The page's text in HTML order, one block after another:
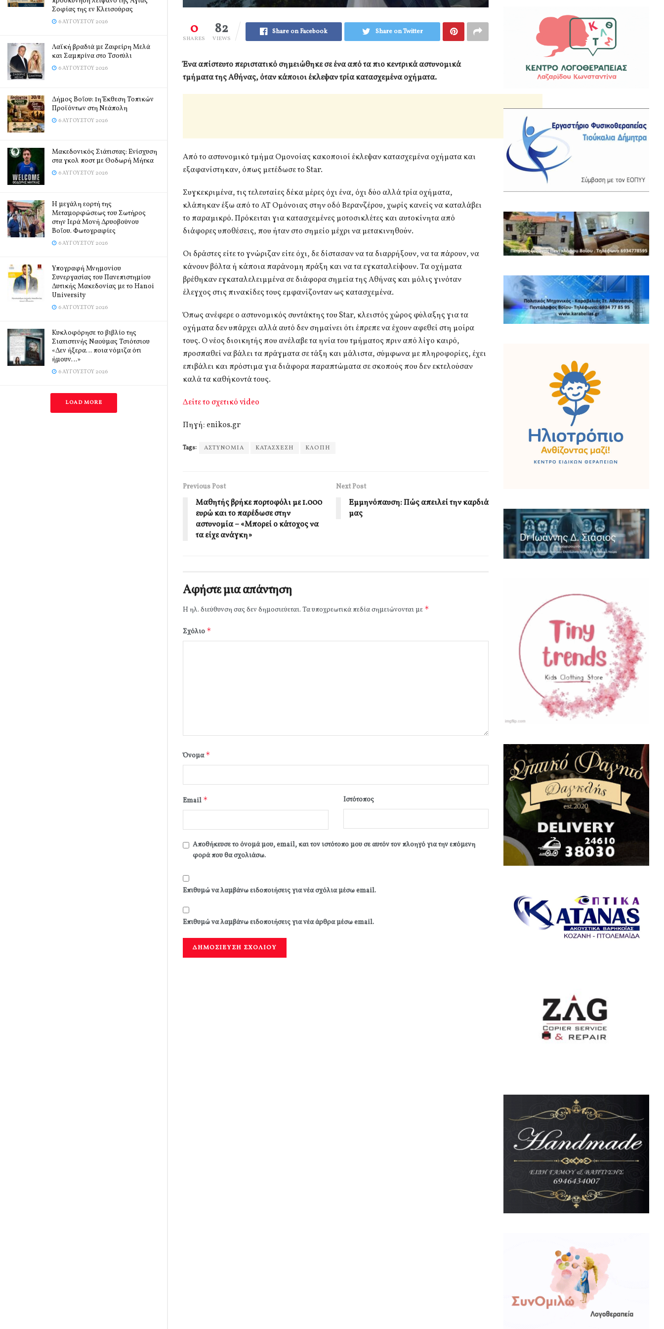
Σοφίας της εν Κλεισούρας
6 ΑΥΓΟΎΣΤΟΥ 2026
Λαϊκή βραδιά με Ζαφείρη Μελά
και Σαμπρίνα στο Τσοτύλι
6 ΑΥΓΟΎΣΤΟΥ 2026
Δήμος Βοΐου: 1η Έκθεση Τοπικών
Προϊόντων στη Νεάπολη
6 ΑΥΓΟΎΣΤΟΥ 2026
Μακεδονικός Σιάτιστας: Ενίσχυση
στα γκολ ποστ με Θοδωρή Μήτκα
6 ΑΥΓΟΎΣΤΟΥ 2026
Η μεγάλη εορτή της
Μεταμορφώσεως του Σωτήρος
στην Ιερά Μονή Δρυοβούνου
Βοΐου. Φωτογραφίες
6 ΑΥΓΟΎΣΤΟΥ 2026
Υπογραφή Μνημονίου
Συνεργασίας του Πανεπιστημίου
Δυτικής Μακεδονίας με το Hanoi
University
6 ΑΥΓΟΎΣΤΟΥ 2026
Κυκλοφόρησε το βιβλίο της
Σιατιστινής Ναούμας Τσιότσιου
«Δεν ήξερα… ποια νόμιζα ότι
ήμουν…»
6 ΑΥΓΟΎΣΤΟΥ 2026
LOAD MORE
0
SHARES
82
VIEWS
Share on Facebook Share on Twitter
Ένα απίστευτο περιστατικό σημειώθηκε σε ένα από τα πιο κεντρικά αστυνομικά
τμήματα της Αθήνας, όταν κάποιοι έκλεψαν τρία κατασχεμένα οχήματα.
Από το αστυνομικό τμήμα Ομονοίας κακοποιοί έκλεψαν κατασχεμένα οχήματα και
εξαφανίστηκαν, όπως μετέδωσε το Star.
Συγκεκριμένα, τις τελευταίες δέκα μέρες όχι ένα, όχι δύο αλλά τρία οχήματα,
κλάπηκαν έξω από το ΑΤ Ομόνοιας στην οδό Βερανζέρου, χωρίς κανείς να καταλάβει
το παραμικρό. Πρόκειται για κατασχεμένες μοτοσικλέτες και αυτοκίνητα από
διάφορες υποθέσεις, που ήταν στο σημείο μέχρι να μετακινηθούν.
Οι δράστες είτε το γνώριζαν είτε όχι, δε δίστασαν να τα διαρρήξουν, να τα πάρουν, να
κάνουν βόλτα ή κάποια παράνομη πράξη και να τα εγκαταλείψουν. Τα οχήματα
βρέθηκαν εγκαταλελειμμένα σε διάφορα σημεία της Αθήνας και μόλις γινόταν
έλεγχος στις πινακίδες τους εμφανίζονταν ως κατασχεμένα.
Όπως ανέφερε ο αστυνομικός συντάκτης του Star, κλειστός χώρος φύλαξης για τα
οχήματα δεν υπάρχει αλλά αυτό δεν σημαίνει ότι έπρεπε να έχουν αφεθεί στη μοίρα
τους. Ο νέος διοικητής που ανέλαβε τα ηνία του τμήματος πριν από λίγο καιρό,
προσπαθεί να βάλει τα πράγματα σε τάξη και μάλιστα, σύμφωνα με πληροφορίες, έχει
επιβάλει και πρόστιμα για διάφορα παραπτώματα σε σκοπούς που δεν εκτελούσαν
καλά τα καθήκοντά τους.
Δείτε το σχετικό video
Πηγή: enikos.gr
Tags: ΑΣΤΥΝΟΜΙΑ ΚΑΤΑΣΧΕΣΗ ΚΛΟΠΗ
Previous Post
Μαθητής βρήκε πορτοφόλι με 1.000
ευρώ και το παρέδωσε στην
αστυνομία – «Μπορεί ο κάτοχος να
τα είχε ανάγκη»
Next Post
Εμμηνόπαυση: Πώς απειλεί την καρδιά
μας
Αφήστε μια απάντηση
Η ηλ. διεύθυνση σας δεν δημοσιεύεται. Τα υποχρεωτικά πεδία σημειώνονται με *
Σχόλιο *
Όνομα*
Email * Ιστότοπος
Αποθήκευσε το όνομά μου, email, και τον ιστότοπο μου σε αυτόν τον πλοηγό για την επόμενη
φορά που θα σχολιάσω.
Επιθυμώ να λαμβάνω ειδοποιήσεις για νέα σχόλια μέσω email.
Επιθυμώ να λαμβάνω ειδοποιήσεις για νέα άρθρα μέσω email.